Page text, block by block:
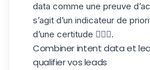
data comme une preuve
s’agit d’un indicateur de
d’une certitude 🧚🏻‍♀️.
Combiner intent data et
qualifier vos leads